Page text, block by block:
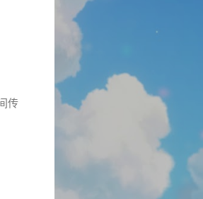
传